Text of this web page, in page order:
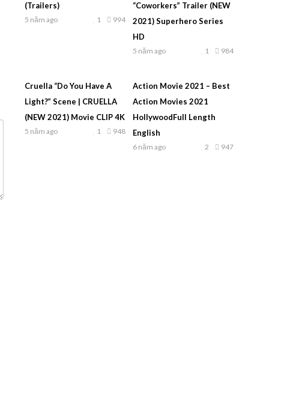
(Trailers)
5 năm ago 994
1
“Coworkers” Trailer (NEW
2021) Superhero Series
HD
5 năm ago 984
1
Cruella “Do You Have A
Light?” Scene | CRUELLA
(NEW 2021) Movie CLIP 4K
5 năm ago 948
1
Action Movie 2021 – Best
Action Movies 2021
HollywoodFull Length
English
6 năm ago 947
2